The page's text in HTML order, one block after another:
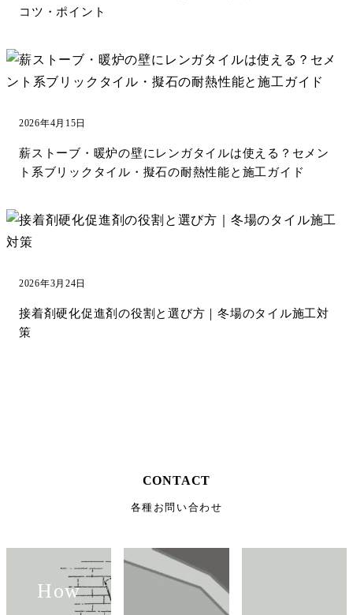
コツ・ポイント
2026年4月15日
薪ストーブ・暖炉の壁にレンガタイルは使える？セメン
ト系ブリックタイル・擬石の耐熱性能と施工ガイド
2026年3月24日
接着剤硬化促進剤の役割と選び方｜冬場のタイル施工対
策
CONTACT
各種お問い合わせ
How